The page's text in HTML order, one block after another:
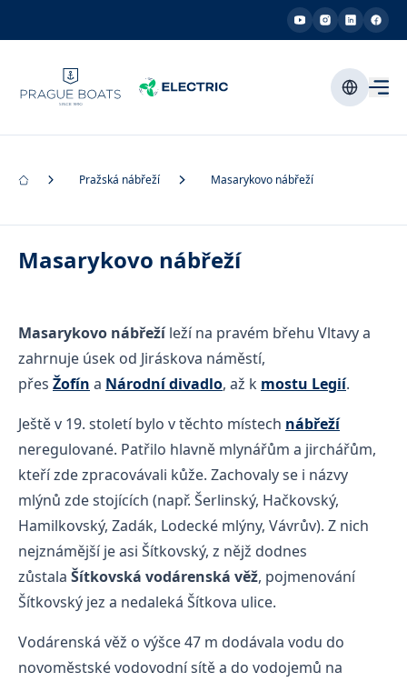
Pražská nábřeží Masarykovo nábřeží
Masarykovo nábřeží
Masarykovo nábřežíleží na pravém břehu Vltavy a
zahrnuje úsek od Jiráskova náměstí,
přes Žofín a Národní divadlo, až k mostu Legií.
Ještě v 19. století bylo v těchto místech nábřeží
neregulované. Patřilo hlavně mlynářům a jirchářům,
kteří zde zpracovávali kůže. Zachovaly se i názvy
mlýnů zde stojících (např. Šerlinský, Hačkovský,
Hamilkovský, Zadák, Lodecké mlýny, Vávrův). Z nich
nejznámější je asi Šítkovský, z nějž dodnes
zůstala Šítkovská vodárenská věž, pojmenování
Šítkovský jez a nedaleká Šítkova ulice.
Vodárenská věž o výšce 47 m dodávala vodu do
novoměstské vodovodní sítě a do vodojemů na